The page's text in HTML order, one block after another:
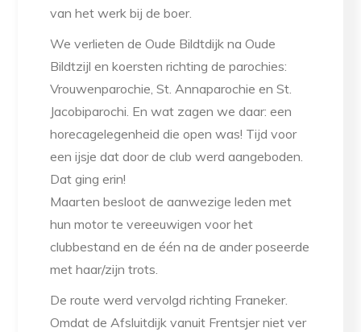
van het werk bij de boer.
We verlieten de Oude Bildtdijk na Oude
Bildtzijl en koersten richting de parochies:
Vrouwenparochie, St. Annaparochie en St.
Jacobiparochi. En wat zagen we daar: een
horecagelegenheid die open was! Tijd voor
een ijsje dat door de club werd aangeboden.
Dat ging erin!
Maarten besloot de aanwezige leden met
hun motor te vereeuwigen voor het
clubbestand en de één na de ander poseerde
met haar/zijn trots.
De route werd vervolgd richting Franeker.
Omdat de Afsluitdijk vanuit Frentsjer niet ver